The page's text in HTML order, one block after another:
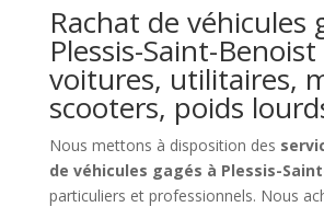
Rachat de véhicules
Plessis-Saint-Benoist
voitures, utilitaires,
scooters, poids
Nous mettons à disposition des
de véhicules gagés à Plessis-
particuliers et professionnels. Nous